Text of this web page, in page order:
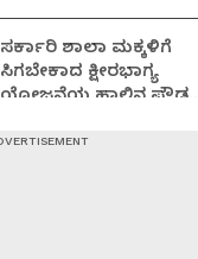
ಸರ್ಕಾರಿ ಶಾಲಾ ಮಕ್ಕಳಿಗೆ
ಸಿಗಬೇಕಾದ ಕ್ಷೀರಭಾಗ್ಯ
ಯೋಜನೆಯ ಹಾಲಿನ ಪೌಡರ್‌